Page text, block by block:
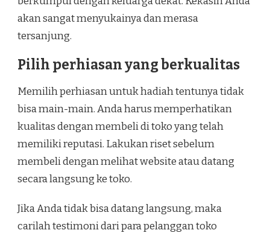
akan sangat menyukainya dan merasa
tersanjung.
Pilih perhiasan yang berkualitas
Memilih perhiasan untuk hadiah tentunya tidak
bisa main-main. Anda harus memperhatikan
kualitas dengan membeli di toko yang telah
memiliki reputasi. Lakukan riset sebelum
membeli dengan melihat website atau datang
secara langsung ke toko.
Jika Anda tidak bisa datang langsung, maka
carilah testimoni dari para pelanggan toko